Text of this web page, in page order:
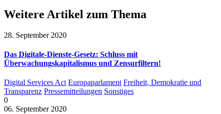
Weitere Artikel zum Thema
28. September 2020
Das Digitale-Dienste-Gesetz: Schluss mit
Überwachungskapitalismus und Zensurfiltern!
Digital Services Act Europaparlament Freiheit, Demokratie und
Transparenz Pressemitteilungen Sonstiges
0
06. September 2020